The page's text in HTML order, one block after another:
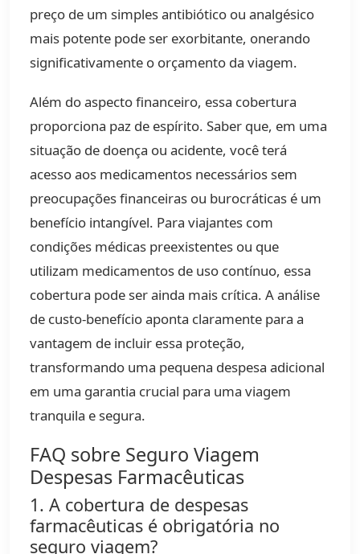
preço de um simples antibiótico ou analgésico
mais potente pode ser exorbitante, onerando
significativamente o orçamento da viagem.
Além do aspecto financeiro, essa cobertura
proporciona paz de espírito. Saber que, em uma
situação de doença ou acidente, você terá
acesso aos medicamentos necessários sem
preocupações financeiras ou burocráticas é um
benefício intangível. Para viajantes com
condições médicas preexistentes ou que
utilizam medicamentos de uso contínuo, essa
cobertura pode ser ainda mais crítica. A análise
de custo-benefício aponta claramente para a
vantagem de incluir essa proteção,
transformando uma pequena despesa adicional
em uma garantia crucial para uma viagem
tranquila e segura.
FAQ sobre Seguro Viagem
Despesas Farmacêuticas
1. A cobertura de despesas
farmacêuticas é obrigatória no
seguro viagem?